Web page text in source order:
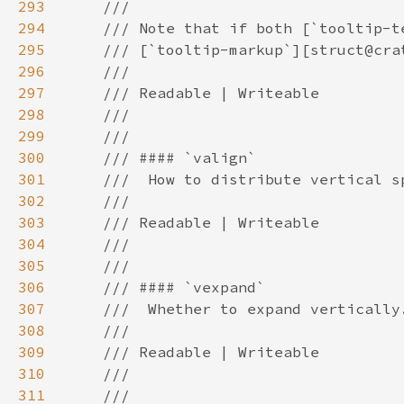
293
294
295
296
297
298
299
300
301
302
303
304
305
306
307
308
309
310
311